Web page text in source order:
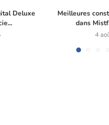
Deluxe
Meilleures
dans
4